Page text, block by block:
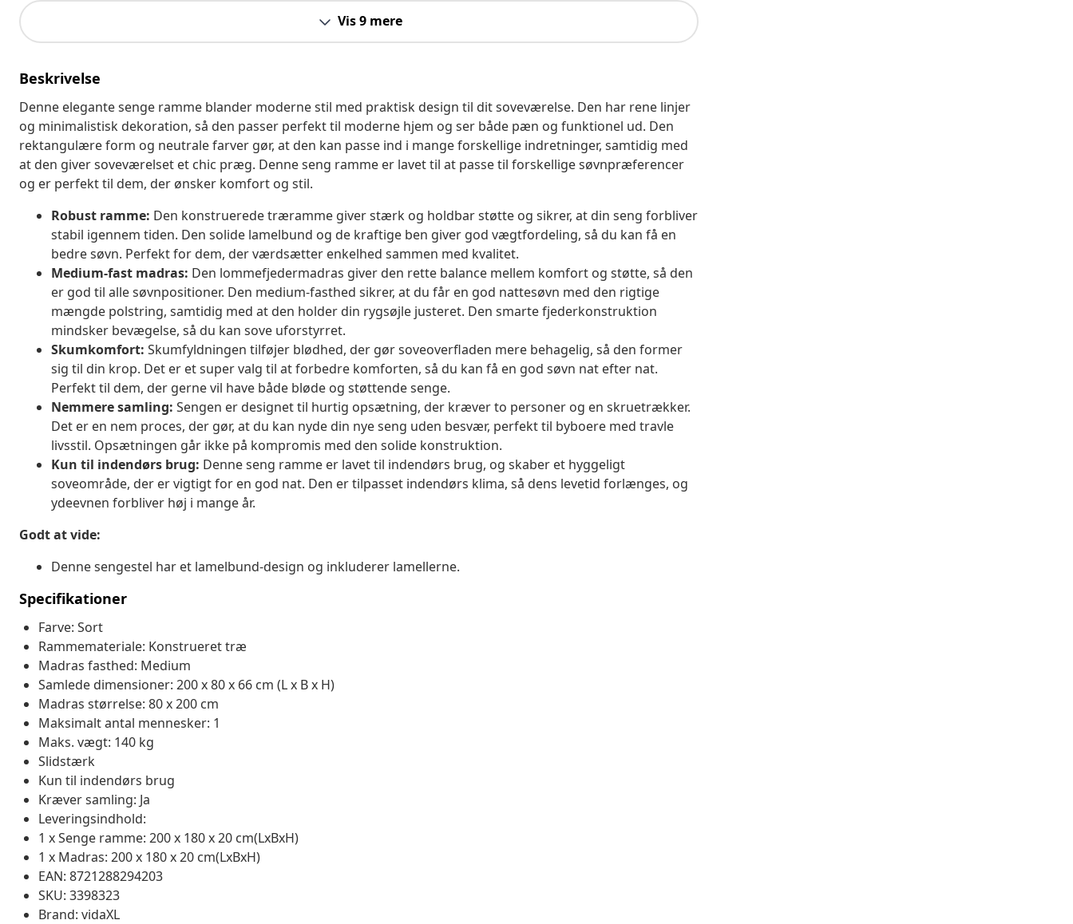
Vis 9 mere
Beskrivelse
Denne elegante senge ramme blander moderne stil med praktisk design til dit soveværelse. Den har rene linjer
og minimalistisk dekoration, så den passer perfekt til moderne hjem og ser både pæn og funktionel ud. Den
rektangulære form og neutrale farver gør, at den kan passe ind i mange forskellige indretninger, samtidig med
at den giver soveværelset et chic præg. Denne seng ramme er lavet til at passe til forskellige søvnpræferencer
og er perfekt til dem, der ønsker komfort og stil.
Robust ramme: Den konstruerede træramme giver stærk og holdbar støtte og sikrer, at din seng forbliver
stabil igennem tiden. Den solide lamelbund og de kraftige ben giver god vægtfordeling, så du kan få en
bedre søvn. Perfekt for dem, der værdsætter enkelhed sammen med kvalitet.
Medium-fast madras: Den lommefjedermadras giver den rette balance mellem komfort og støtte, så den
er god til alle søvnpositioner. Den medium-fasthed sikrer, at du får en god nattesøvn med den rigtige
mængde polstring, samtidig med at den holder din rygsøjle justeret. Den smarte fjederkonstruktion
mindsker bevægelse, så du kan sove uforstyrret.
Skumkomfort: Skumfyldningen tilføjer blødhed, der gør soveoverfladen mere behagelig, så den former
sig til din krop. Det er et super valg til at forbedre komforten, så du kan få en god søvn nat efter nat.
Perfekt til dem, der gerne vil have både bløde og støttende senge.
Nemmere samling: Sengen er designet til hurtig opsætning, der kræver to personer og en skruetrækker.
Det er en nem proces, der gør, at du kan nyde din nye seng uden besvær, perfekt til byboere med travle
livsstil. Opsætningen går ikke på kompromis med den solide konstruktion.
Kun til indendørs brug: Denne seng ramme er lavet til indendørs brug, og skaber et hyggeligt
soveområde, der er vigtigt for en god nat. Den er tilpasset indendørs klima, så dens levetid forlænges, og
ydeevnen forbliver høj i mange år.
Godt at vide:
Denne sengestel har et lamelbund-design og inkluderer lamellerne.
Specifikationer
Farve: Sort
Rammemateriale: Konstrueret træ
Madras fasthed: Medium
Samlede dimensioner: 200 x 80 x 66 cm (L x B x H)
Madras størrelse: 80 x 200 cm
Maksimalt antal mennesker: 1
Maks. vægt: 140 kg
Slidstærk
Kun til indendørs brug
Kræver samling: Ja
Leveringsindhold:
1 x Senge ramme: 200 x 180 x 20 cm(LxBxH)
1 x Madras: 200 x 180 x 20 cm(LxBxH)
EAN: 8721288294203
SKU: 3398323
Brand: vidaXL